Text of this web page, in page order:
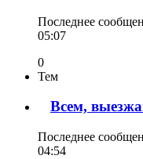
Последнее
05:07
0
Тем
Всем,
Последнее
04:54